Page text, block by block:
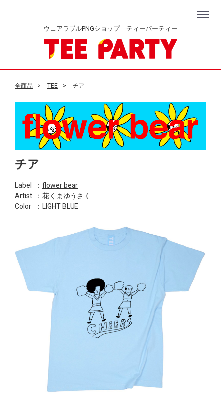
ウェアラブルPNGショップ ティーパーティー
Menu
全商品 TEE チア
チア
Label ： flower bear
Artist
： 花くまゆうさく
Color
：LIGHT BLUE